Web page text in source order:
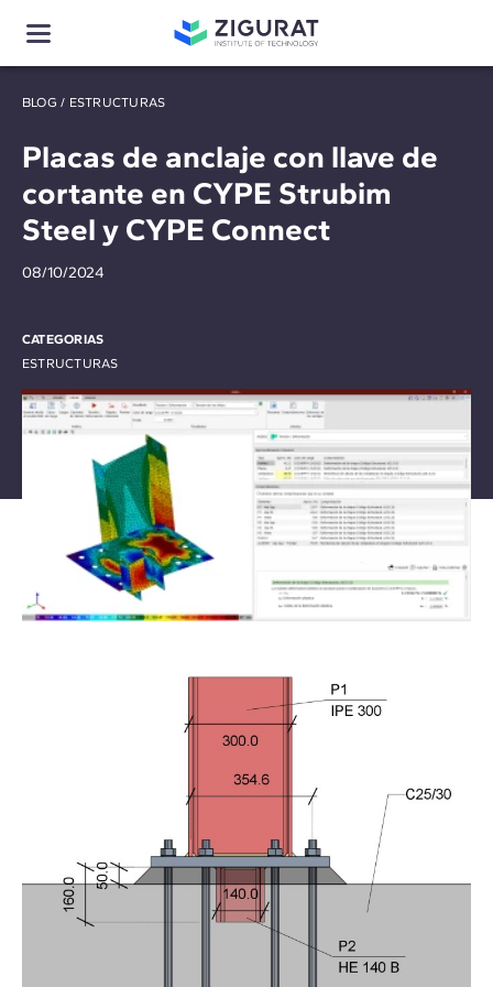
BLOG / ESTRUCTURAS
Placas de anclaje con llave de
cortante en CYPE Strubim
Steel y CYPE Connect
08/10/2024
CATEGORIAS
ESTRUCTURAS